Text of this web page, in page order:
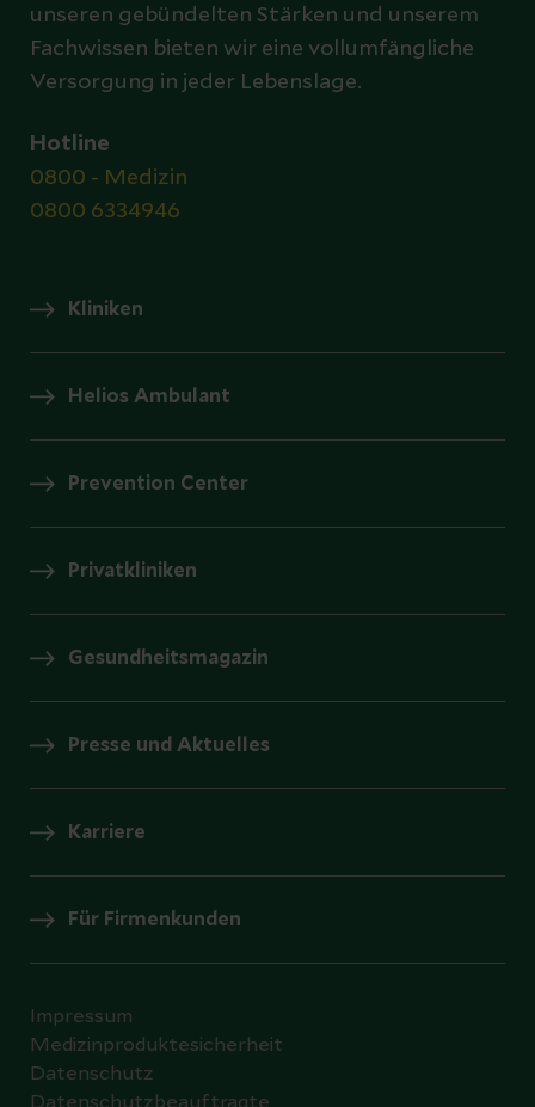
unseren gebündelten Stärken und unserem
Fachwissen bieten wir eine vollumfängliche
Versorgung in jeder Lebenslage.
Hotline
0800 - Medizin
0800 6334946
Kliniken
Helios Ambulant
Prevention Center
Privatkliniken
Gesundheitsmagazin
Presse und Aktuelles
Karriere
Für Firmenkunden
Impressum
Medizinproduktesicherheit
Datenschutz
Datenschutzbeauftragte